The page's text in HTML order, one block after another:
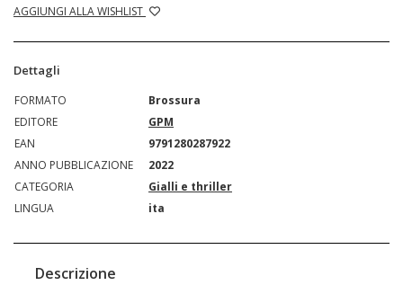
AGGIUNGI ALLA WISHLIST
Dettagli
FORMATO
Brossura
EDITORE
GPM
EAN
9791280287922
ANNO PUBBLICAZIONE
2022
CATEGORIA
Gialli e thriller
LINGUA
ita
Descrizione